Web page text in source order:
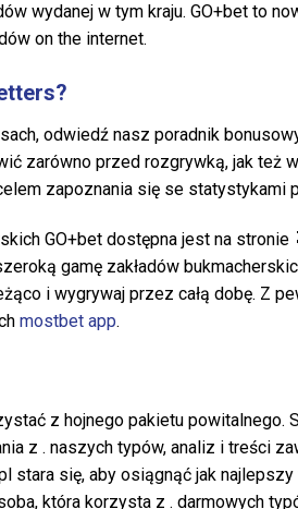
wydanej w tym kraju. GO+bet to
on the internet.
odwiedź nasz poradnik
zarówno przed rozgrywką, jak
zapoznania się se statystykami
GO+bet dostępna jest na
gamę zakładów
i wygrywaj przez całą dobę. Z
mostbet app.
z hojnego pakietu
z . naszych typów, analiz i treści
stara się, aby osiągnąć jak
która korzysta z . darmowych